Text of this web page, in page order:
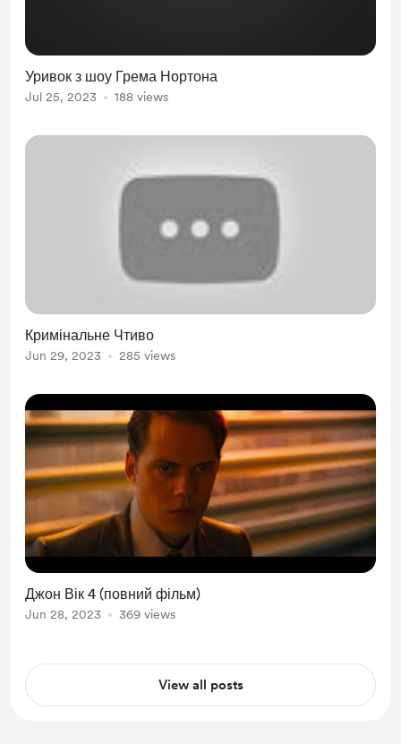
Уривок з шоу Грема Нортона
Jul 25, 2023 188 views
Кримінальне Чтиво
Jun 29, 2023 285 views
Джон Вік 4 (повний фільм)
Jun 28, 2023 369 views
View all posts